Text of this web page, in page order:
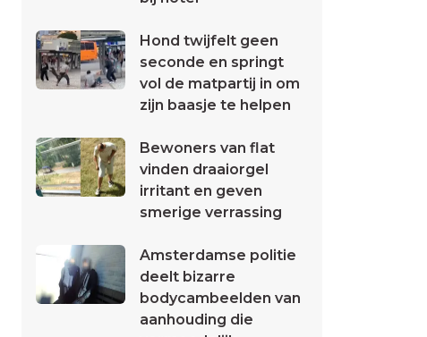
Hond twijfelt geen
seconde en springt
vol de matpartij in om
zijn baasje te helpen
Bewoners van flat
vinden draaiorgel
irritant en geven
smerige verrassing
Amsterdamse politie
deelt bizarre
bodycambeelden van
aanhouding die